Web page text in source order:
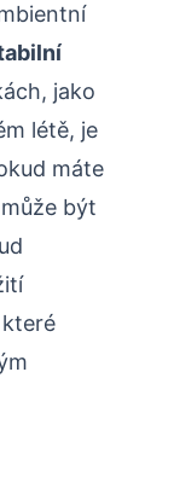
jako
létě, je
máte
být